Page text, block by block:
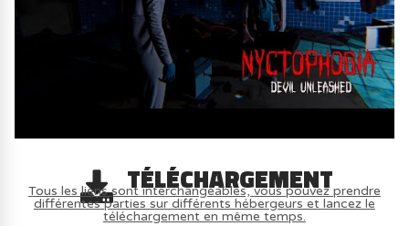
TÉLÉCHARGEMENT
Tous les liens sont interchangeables, vous pouvez prendre
différentes parties sur différents hébergeurs et lancez le
téléchargement en même temps.